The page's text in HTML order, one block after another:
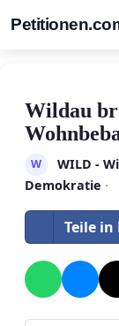
Wildau
W
WILD -
Demokratie ·
Teile in